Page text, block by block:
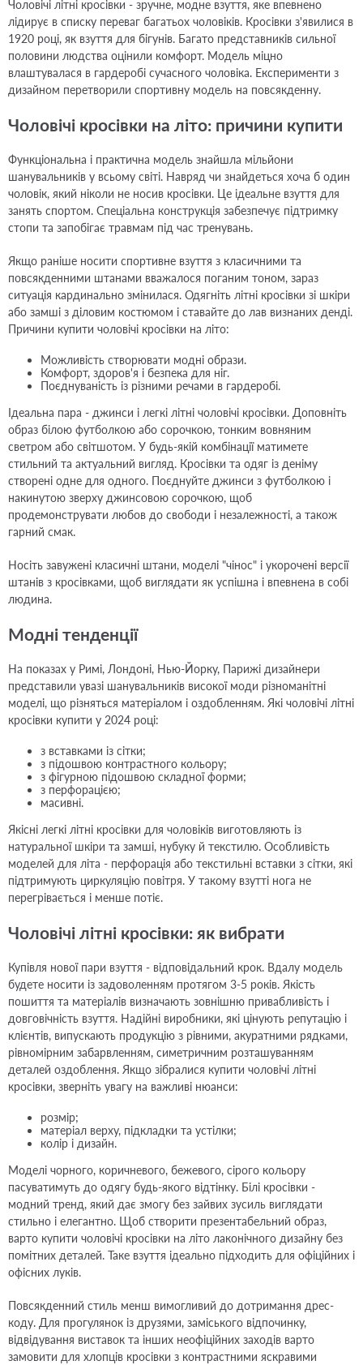
Чоловічі літні кросівки - зручне, модне взуття, яке впевнено
лідирує в списку переваг багатьох чоловіків. Кросівки з'явилися в
1920 році, як взуття для бігунів. Багато представників сильної
половини людства оцінили комфорт. Модель міцно
влаштувалася в гардеробі сучасного чоловіка. Експерименти з
дизайном перетворили спортивну модель на повсякденну.
Чоловічі кросівки на літо: причини купити
Функціональна і практична модель знайшла мільйони
шанувальників у всьому світі. Навряд чи знайдеться хоча б один
чоловік, який ніколи не носив кросівки. Це ідеальне взуття для
занять спортом. Спеціальна конструкція забезпечує підтримку
стопи та запобігає травмам під час тренувань.
Якщо раніше носити спортивне взуття з класичними та
повсякденними штанами вважалося поганим тоном, зараз
ситуація кардинально змінилася. Одягніть літні кросівки зі шкіри
або замші з діловим костюмом і ставайте до лав визнаних денді.
Причини купити чоловічі кросівки на літо:
Можливість створювати модні образи.
Комфорт, здоров'я і безпека для ніг.
Поєднуваність із різними речами в гардеробі.
Ідеальна пара - джинси і легкі літні чоловічі кросівки. Доповніть
образ білою футболкою або сорочкою, тонким вовняним
светром або світшотом. У будь-якій комбінації матимете
стильний та актуальний вигляд. Кросівки та одяг із деніму
створені одне для одного. Поєднуйте джинси з футболкою і
накинутою зверху джинсовою сорочкою, щоб
продемонструвати любов до свободи і незалежності, а також
гарний смак.
Носіть завужені класичні штани, моделі "чінос" і укорочені версії
штанів з кросівками, щоб виглядати як успішна і впевнена в собі
людина.
Модні тенденції
На показах у Римі, Лондоні, Нью-Йорку, Парижі дизайнери
представили увазі шанувальників високої моди різноманітні
моделі, що різняться матеріалом і оздобленням. Які чоловічі літні
кросівки купити у 2024 році:
з вставками із сітки;
з підошвою контрастного кольору;
з фігурною підошвою складної форми;
з перфорацією;
масивні.
Якісні легкі літні кросівки для чоловіків виготовляють із
натуральної шкіри та замші, нубуку й текстилю. Особливість
моделей для літа - перфорація або текстильні вставки з сітки, які
підтримують циркуляцію повітря. У такому взутті нога не
перегрівається і менше потіє.
Чоловічі літні кросівки: як вибрати
Купівля нової пари взуття - відповідальний крок. Вдалу модель
будете носити із задоволенням протягом 3-5 років. Якість
пошиття та матеріалів визначають зовнішню привабливість і
довговічність взуття. Надійні виробники, які цінують репутацію і
клієнтів, випускають продукцію з рівними, акуратними рядками,
рівномірним забарвленням, симетричним розташуванням
деталей оздоблення. Якщо зібралися купити чоловічі літні
кросівки, зверніть увагу на важливі нюанси:
розмір;
матеріал верху, підкладки та устілки;
колір і дизайн.
Моделі чорного, коричневого, бежевого, сірого кольору
пасуватимуть до одягу будь-якого відтінку. Білі кросівки -
модний тренд, який дає змогу без зайвих зусиль виглядати
стильно і елегантно. Щоб створити презентабельний образ,
варто купити чоловічі кросівки на літо лаконічного дизайну без
помітних деталей. Таке взуття ідеально підходить для офіційних і
офісних луків.
Повсякденний стиль менш вимогливий до дотримання дрес-
коду. Для прогулянок із друзями, заміського відпочинку,
відвідування виставок та інших неофіційних заходів варто
замовити для хлопців кросівки з контрастними яскравими